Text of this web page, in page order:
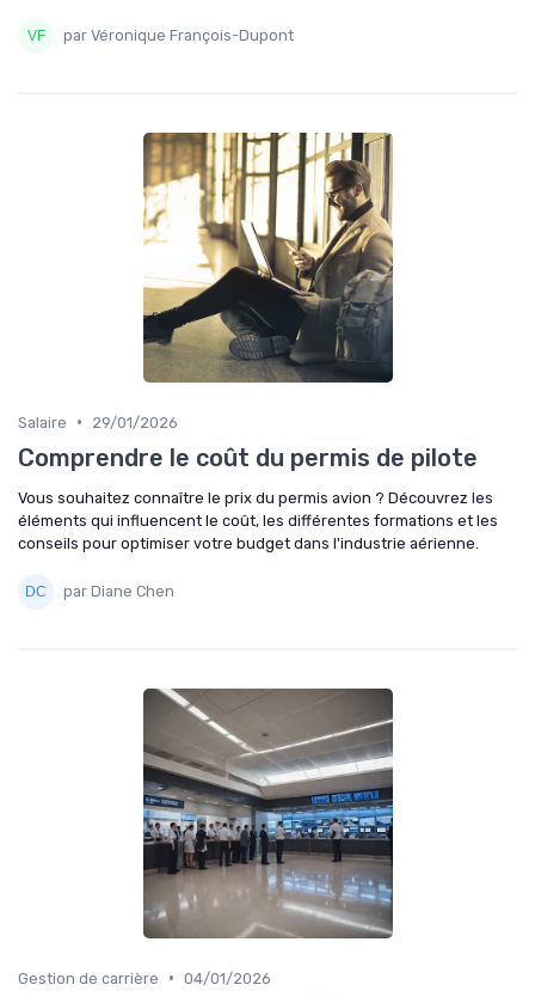
par Véronique François-Dupont
Salaire • 29/01/2026
Comprendre le coût du permis de pilote
Vous souhaitez connaître le prix du permis avion ? Découvrez les
éléments qui influencent le coût, les différentes formations et les
conseils pour optimiser votre budget dans l'industrie aérienne.
par Diane Chen
Gestion de carrière • 04/01/2026